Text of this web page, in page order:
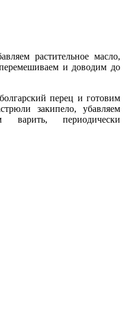
растительное масло,
и доводим до
перец и готовим
закипело, убавляем
варить, периодически